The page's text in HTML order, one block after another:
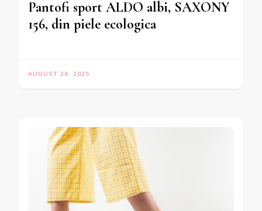
Pantofi sport ALDO albi, SAXONY
156, din piele ecologica
AUGUST 26, 2025